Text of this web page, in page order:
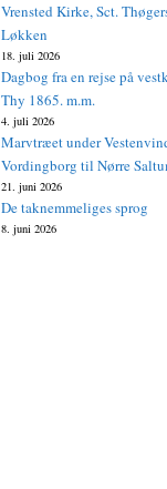
Vrensted Kirke, Sct.
Løkken
18. juli 2026
Dagbog fra en rejse på
Thy 1865. m.m.
4. juli 2026
Marvtræet under
Vordingborg til Nørre
21. juni 2026
De taknemmeliges sprog
8. juni 2026